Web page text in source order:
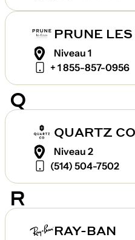
PRUNE
Niveau 1
+ 1 855-857-0956
Q
QUARTZ CO
Niveau 2
(514) 504-7502
R
RAY-BAN